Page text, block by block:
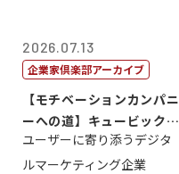
2026.07.13
企業家倶楽部アーカイブ
【モチベーションカンパニ
ーへの道】キュービック代
表取締役CE...
ユーザーに寄り添うデジタ
ルマーケティング企業